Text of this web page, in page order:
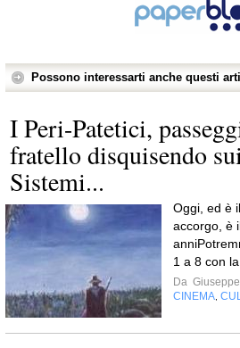
Possono interessarti anche questi
I Peri-Patetici,
fratello disquisendo
Sistemi...
Oggi, ed è
accorgo, è
1 a 8 con
Da
CINEMA